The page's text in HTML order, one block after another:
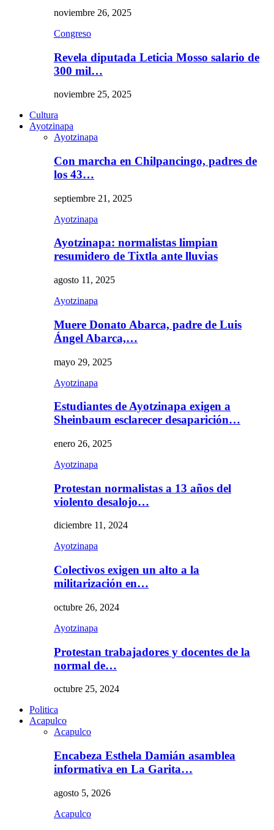
noviembre 26, 2025
Congreso
Revela diputada Leticia Mosso salario de
300 mil…
noviembre 25, 2025
Cultura
Ayotzinapa
Ayotzinapa
Con marcha en Chilpancingo, padres de
los 43…
septiembre 21, 2025
Ayotzinapa
Ayotzinapa: normalistas limpian
resumidero de Tixtla ante lluvias
agosto 11, 2025
Ayotzinapa
Muere Donato Abarca, padre de Luis
Ángel Abarca,…
mayo 29, 2025
Ayotzinapa
Estudiantes de Ayotzinapa exigen a
Sheinbaum esclarecer desaparición…
enero 26, 2025
Ayotzinapa
Protestan normalistas a 13 años del
violento desalojo…
diciembre 11, 2024
Ayotzinapa
Colectivos exigen un alto a la
militarización en…
octubre 26, 2024
Ayotzinapa
Protestan trabajadores y docentes de la
normal de…
octubre 25, 2024
Politica
Acapulco
Acapulco
Encabeza Esthela Damián asamblea
informativa en La Garita…
agosto 5, 2026
Acapulco